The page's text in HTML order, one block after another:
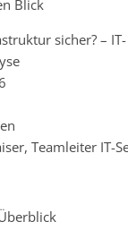
Blick
sicher? – IT-
Teamleiter IT-